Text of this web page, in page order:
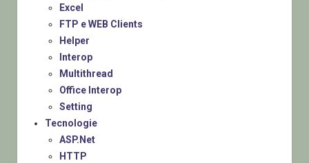
Excel
FTP e WEB Clients
Helper
Interop
Multithread
Office Interop
Setting
Tecnologie
ASP.Net
HTTP